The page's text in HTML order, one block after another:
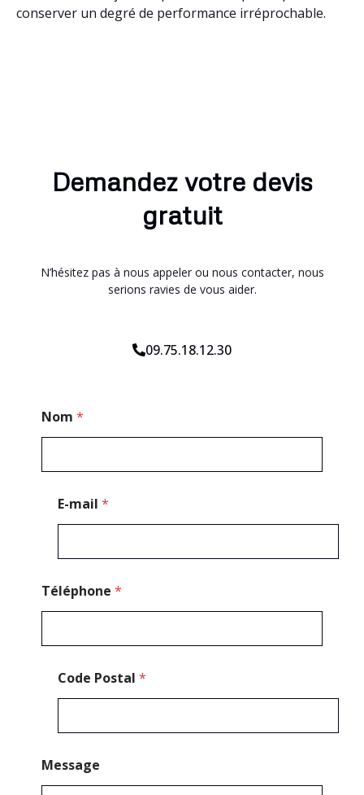
conserver un degré de performance irréprochable.
Demandez votre devis
gratuit
N’hésitez pas à nous appeler ou nous contacter, nous
serions ravies de vous aider.
09.75.18.12.30
Nom *
E-mail *
Téléphone *
Code Postal *
Message